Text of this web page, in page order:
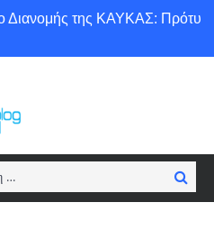
για όλους!